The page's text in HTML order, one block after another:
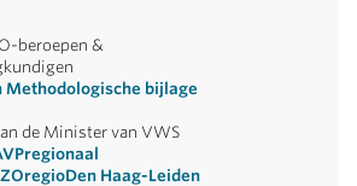
beroepen &
Methodologische bijlage
de Minister van VWS
Haag-Leiden